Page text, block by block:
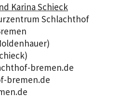
Karina Schieck
Schlachthof
bremen.de
bremen.de